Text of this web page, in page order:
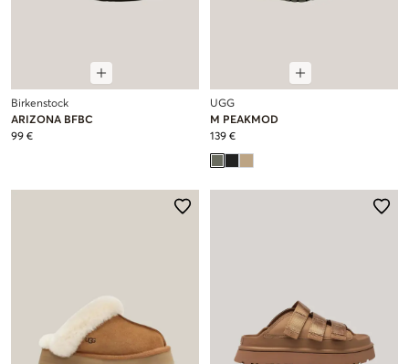
Birkenstock
ARIZONA BFBC
99 €
UGG
M PEAKMOD
139 €